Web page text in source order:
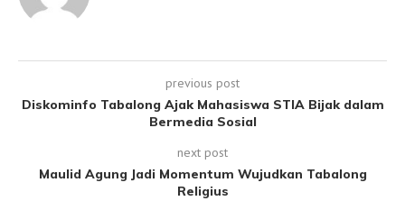
previous post
Diskominfo Tabalong Ajak Mahasiswa STIA Bijak dalam
Bermedia Sosial
next post
Maulid Agung Jadi Momentum Wujudkan Tabalong
Religius